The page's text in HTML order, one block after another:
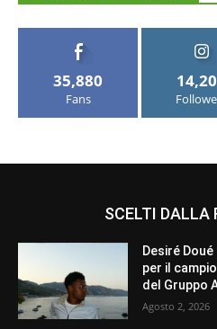
35,880
Fans
SCELTI DALLA
Desiré
per il
del Gruppo
Agosto 2, 2026